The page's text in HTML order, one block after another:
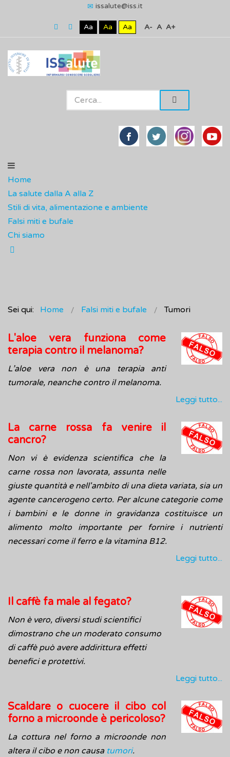
issalute@iss.it
Aa Aa Aa A- A A+
Home
La salute dalla A alla Z
Stili di vita, alimentazione e ambiente
Falsi miti e bufale
Chi siamo
Sei qui: Home Falsi miti e bufale Tumori
L'aloe vera funziona come
terapia contro il melanoma?
L’aloe vera non è una terapia anti
tumorale, neanche contro il melanoma.
Leggi tutto...
La carne rossa fa venire il
cancro?
Non vi è evidenza scientifica che la
carne rossa non lavorata, assunta nelle
giuste quantità e nell'ambito di una dieta variata, sia un
agente cancerogeno certo. Per alcune categorie come
i bambini e le donne in gravidanza costituisce un
alimento molto importante per fornire i nutrienti
necessari come il ferro e la vitamina B12.
Leggi tutto...
Il caffè fa male al fegato?
Non è vero, diversi studi scientifici
dimostrano che un moderato consumo
di caffè può avere addirittura effetti
benefici e protettivi.
Leggi tutto...
Scaldare o cuocere il cibo col
forno a microonde è pericoloso?
La cottura nel forno a microonde non
altera il cibo e non causa tumori.